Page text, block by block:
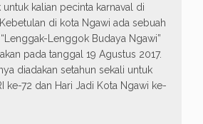
kalian pecinta karnaval di
di kota Ngawi ada sebuah
Lenggok Budaya Ngawi”
pada tanggal 19 Agustus 2017.
diadakan setahun sekali untuk
ke-72 dan Hari Jadi Kota Ngawi ke-